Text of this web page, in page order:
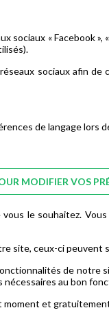
« Facebook
sociaux afin
de langage lors
MODIFIER VOS
le souhaitez.
site, ceux-ci
de
nécessaires au bon
et